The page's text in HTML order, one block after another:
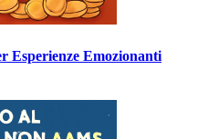
Esperienze Emozionanti